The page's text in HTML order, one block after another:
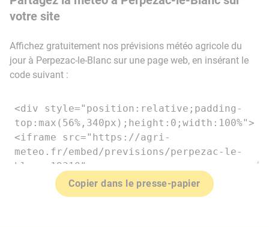
votre site
Affichez gratuitement nos prévisions météo agricole du
jour à Perpezac-le-Blanc sur une page web, en insérant le
code suivant :
Copier dans le presse-papier